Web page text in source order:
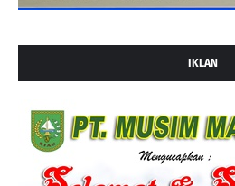
IKLAN